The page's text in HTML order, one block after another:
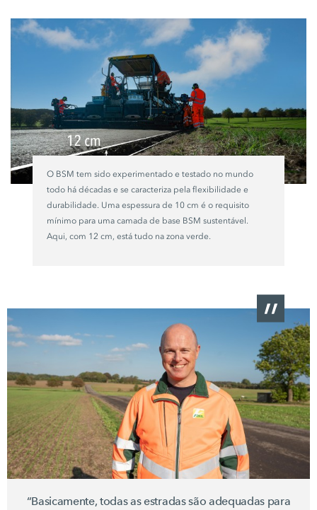
O BSM tem sido experimentado e testado no mundo
todo há décadas e se caracteriza pela flexibilidade e
durabilidade. Uma espessura de 10 cm é o requisito
mínimo para uma camada de base BSM sustentável.
Aqui, com 12 cm, está tudo na zona verde.
“Basicamente, todas as estradas são adequadas para